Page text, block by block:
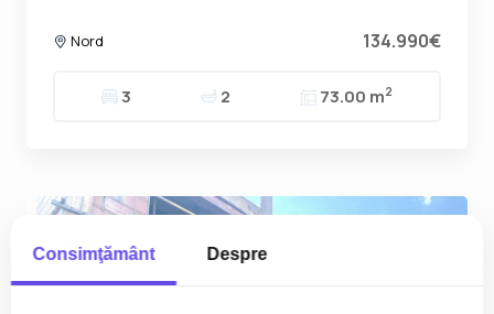
Nord 134.990€
3 2 73.00 m2
Consimţământ Despre